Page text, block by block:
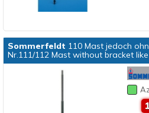
Sommerfeldt 110 Mast jedoch
Nr.111/112 Mast without bracket